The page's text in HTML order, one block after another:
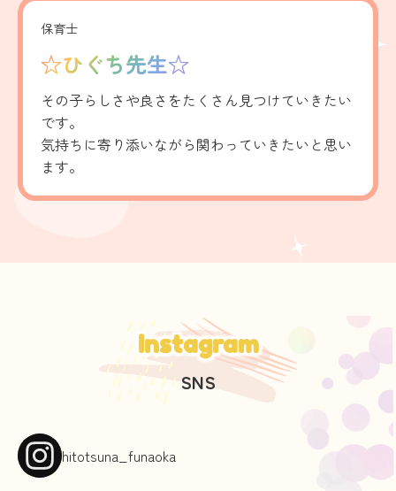
保育士
☆ひぐち先生☆
その子らしさや良さをたくさん見つけていきたい
です。
気持ちに寄り添いながら関わっていきたいと思い
ます。
Instagram
SNS
hitotsuna_funaoka